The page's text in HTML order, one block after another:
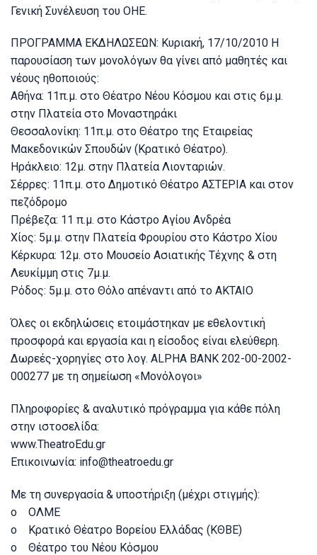
Γενική Συνέλευση του ΟΗΕ.
ΠΡΟΓΡΑΜΜΑ ΕΚΔΗΛΩΣΕΩΝ: Κυριακή, 17/10/2010 Η
παρουσίαση των μονολόγων θα γίνει από μαθητές και
νέους ηθοποιούς:
Αθήνα: 11π.μ. στο Θέατρο Νέου Κόσμου και στις 6μ.μ.
στην Πλατεία στο Μοναστηράκι
Θεσσαλονίκη: 11π.μ. στο Θέατρο της Εταιρείας
Μακεδονικών Σπουδών (Κρατικό Θέατρο).
Ηράκλειο: 12μ. στην Πλατεία Λιονταριών.
Σέρρες: 11π.μ. στο Δημοτικό Θέατρο ΑΣΤΕΡΙΑ και στον
πεζόδρομο
Πρέβεζα: 11 π.μ. στο Κάστρο Αγίου Ανδρέα
Χίος: 5μ.μ. στην Πλατεία Φρουρίου στο Κάστρο Χίου
Κέρκυρα: 12μ. στο Μουσείο Ασιατικής Τέχνης & στη
Λευκίμμη στις 7μ.μ.
Ρόδος: 5μ.μ. στο Θόλο απέναντι από το ΑΚΤΑΙΟ
Όλες οι εκδηλώσεις ετοιμάστηκαν με εθελοντική
προσφορά και εργασία και η είσοδος είναι ελεύθερη.
Δωρεές-χορηγίες στο λογ. ALPHA BANK 202-00-2002-
000277 με τη σημείωση «Μονόλογοι»
Πληροφορίες & αναλυτικό πρόγραμμα για κάθε πόλη
στην ιστοσελίδα:
www.TheatroEdu.gr
Επικοινωνία: info@theatroedu.gr
Με τη συνεργασία & υποστήριξη (μέχρι στιγμής):
o ΟΛΜΕ
o Κρατικό Θέατρο Βορείου Ελλάδας (ΚΘΒΕ)
o Θέατρο του Νέου Κόσμου